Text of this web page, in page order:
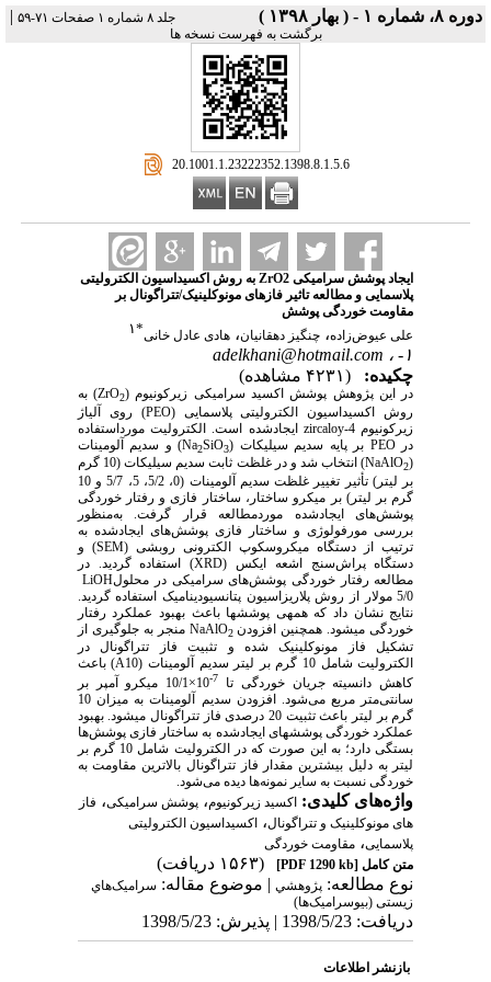
دوره ۸، شماره ۱ - ( بهار ۱۳۹۸ ) جلد ۸ شماره ۱ صفحات ۷۱-۵۹ |
برگشت به فهرست نسخه ها
‎ 20.1001.1.23222352.1398.8.1.5.6
ایجاد پوشش سرامیکی ZrO2 به روش اکسیداسیون الکترولیتی
پلاسمایی و مطالعه تاثیر فازهای مونوکلینیک/تتراگونال بر
مقاومت خوردگی پوشش
علی عیوض‌زاده، چنگیز دهقانیان، هادی عادل خانی*۱
۱- ،
adelkhani@hotmail.com
چکیده:
(۴۲۳۱ مشاهده)
در این پژوهش پوشش اکسید سرامیکی زیرکونیوم ( ZrO2
) به
روش اکسیداسیون الکترولیتی پلاسمایی (PEO) روی آلیاژ
زیرکونیومzircaloy-4 ایجادشده است. الکترولیت مورداستفاده
درPEO بر پایه سدیم سیلیکات ( Na2SiO3
) و سدیم آلومینات
(
NaAlO2
) انتخاب شد و در غلظت ثابت سدیم سیلیکات (10 گرم
بر لیتر) تأثیر تغییر غلظت سدیم آلومینات (0، 5/2، 5، 5/7 و 10
گرم بر لیتر) بر میکرو ساختار، ساختار فازی و رفتار خوردگی
پوشش‌های ایجادشده موردمطالعه قرار گرفت. به‌منظور
بررسی مورفولوژی و ساختار فازی پوشش‌های ایجادشده به
ترتیب از دستگاه میکروسکوپ الکترونی روبشی (SEM) و
دستگاه پراش‌سنج اشعه ایکس (XRD) استفاده گردید. در
مطالعه رفتار خوردگی پوشش‌های سرامیکی در محلولLiOH
5/0 مولار از روش پلاریزاسیون پتانسیودینامیک استفاده گردید.
نتایج نشان داد که همه­ی پوشش­ها باعث بهبود عملکرد رفتار
خوردگی می­شود. همچنین افزودن NaAlO2
منجر به جلوگیری از
تشکیل فاز مونوکلینیک شده و تثبیت فاز تتراگونال در
الکترولیت شامل 10 گرم بر لیتر سدیم آلومینات (
A10) باعث
کاهش دانسیته جریان خوردگی تا
7-
10×10/1 میکرو آمپر بر
سانتی‌متر مربع می‌شود
. افزودن سدیم آلومینات به میزان 10
گرم بر لیتر باعث تثبیت 20 درصدی فاز تتراگونال می­شود. بهبود
عملکرد خوردگی پوشش­های ایجادشده به ساختار فازی پوشش‌ها
بستگی دارد؛ به این صورت که در الکترولیت شامل 10 گرم بر
لیتر به دلیل بیشترین مقدار فاز تتراگونال بالاترین مقاومت به
خوردگی نسبت به سایر نمونه‌ها دیده می‌شود.
واژه‌های کلیدی: اکسید زیرکونیوم، پوشش سرامیکی، فاز
های مونوکلینیک و تتراگونال، اکسیداسیون الکترولیتی
پلاسمایی، مقاومت خوردگی
متن کامل[PDF 1290 kb]
(۱۵۶۳ دریافت)
نوع مطالعه: پژوهشي| موضوع مقاله: سراميک‌هاي
زیستی (بیوسرامیک‌ها)
دریافت: 1398/5/23 | پذیرش: 1398/5/23
بازنشر اطلاعات